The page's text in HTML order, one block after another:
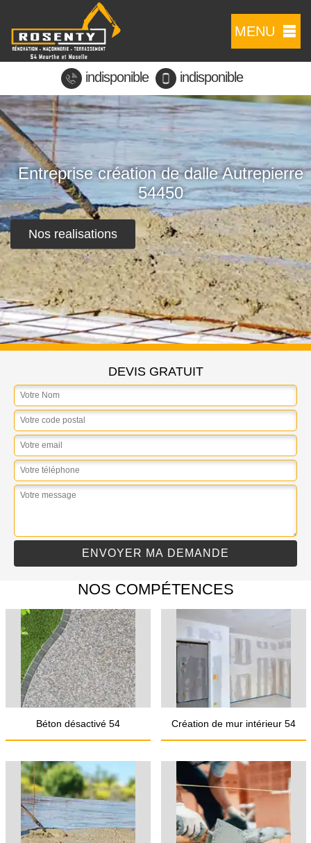
MENU
indisponible indisponible
Entreprise création de dalle Autrepierre
54450
Nos realisations
DEVIS GRATUIT
NOS COMPÉTENCES
Béton désactivé 54 Création de mur intérieur 54